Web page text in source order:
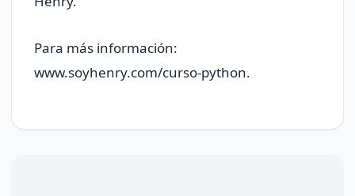
Para más información:
www.soyhenry.com/curso-python.